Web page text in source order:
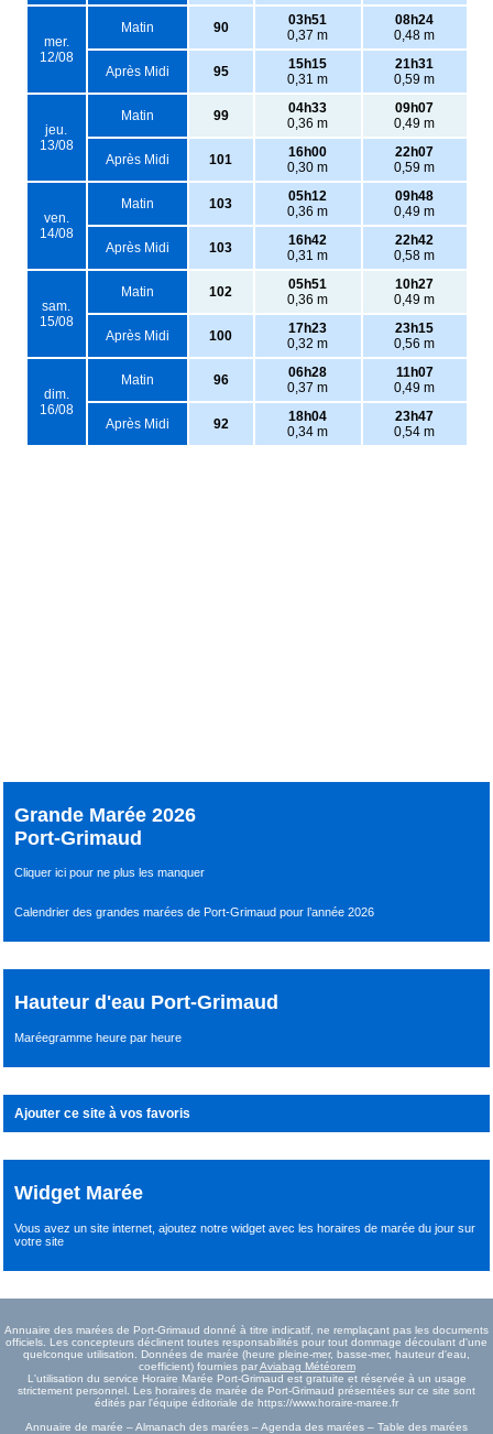
mer.
12/08
Matin 90
03h51
0,37 m
08h24
0,48 m
Après Midi 95
15h15
0,31 m
21h31
0,59 m
jeu.
13/08
Matin 99
04h33
0,36 m
09h07
0,49 m
Après Midi 101
16h00
0,30 m
22h07
0,59 m
ven.
14/08
Matin 103
05h12
0,36 m
09h48
0,49 m
Après Midi 103
16h42
0,31 m
22h42
0,58 m
sam.
15/08
Matin 102
05h51
0,36 m
10h27
0,49 m
Après Midi 100
17h23
0,32 m
23h15
0,56 m
dim.
16/08
Matin 96
06h28
0,37 m
11h07
0,49 m
Après Midi 92
18h04
0,34 m
23h47
0,54 m
Grande Marée 2026
Port-Grimaud
Cliquer ici pour ne plus les manquer
Calendrier des grandes marées de Port-Grimaud pour l’année 2026
Hauteur d'eau Port-Grimaud
Maréegramme heure par heure
Ajouter ce site à vos favoris
Widget Marée
Vous avez un site internet,ajoutez notre widget avec les horaires de marée du joursur
votre site
Annuaire des marées de Port-Grimaud donné à titre indicatif, ne remplaçant pas les documents
officiels. Les concepteurs déclinent toutes responsabilités pour tout dommage découlant d'une
quelconque utilisation. Données de marée (heure pleine-mer, basse-mer, hauteur d'eau,
coefficient) fournies parAviabag Météorem
L'utilisation du service Horaire Marée Port-Grimaud est gratuite et réservée à un usage
strictement personnel. Les horaires de marée de Port-Grimaud présentées sur ce site sont
édités par l'équipe éditoriale de https://www.horaire-maree.fr
Annuaire de marée – Almanach des marées – Agenda des marées – Table des marées